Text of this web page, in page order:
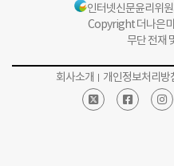
인터넷신문윤리위
Copyright 더나은
무단 전재
회사소개 개인정보처리방